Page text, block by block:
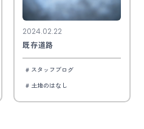
2024.02.22
既存道路
スタッフブログ
土地のはなし